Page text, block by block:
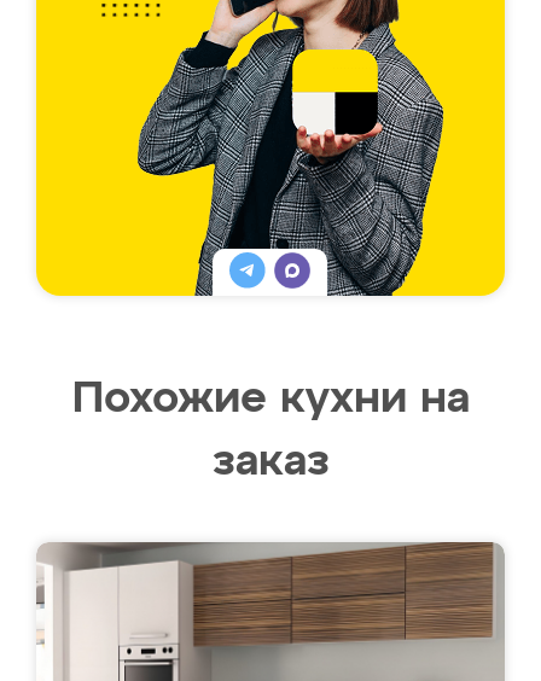
Похожие кухни на
заказ